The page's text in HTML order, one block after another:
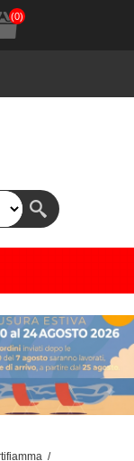
(0)
/